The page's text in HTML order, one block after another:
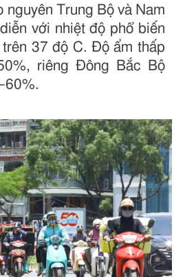
nguyên Trung Bộ và Nam
với nhiệt độ phổ biến
37 độ C. Độ ẩm thấp
riêng Đông Bắc Bộ